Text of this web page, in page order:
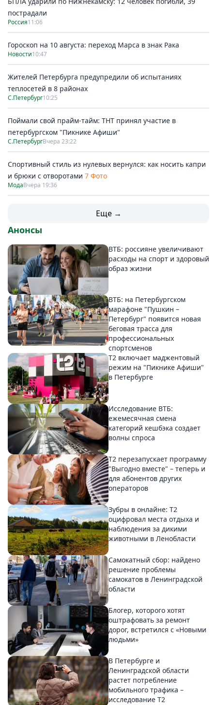
пострадали
Россия11:06
Гороскоп на 10 августа: переход Марса в знак Рака
Новости10:47
Жителей Петербурга предупредили об испытаниях
теплосетей в 8 районах
С.Петербург10:25
Поймали свой прайм-тайм: ТНТ принял участие в
петербургском "Пикнике Афиши"
С.ПетербургВчера 23:22
Спортивный стиль из нулевых вернулся: как носить капри
и брюки с отворотами 7 Фото
МодаВчера 19:36
Еще →
Анонсы
ВТБ: россияне увеличивают
расходы на спорт и здоровый
образ жизни
ВТБ: на Петербургском
марафоне "Пушкин –
Петербург" появится новая
беговая трасса для
профессиональных
спортсменов
Т2 включает маджентовый
режим на "Пикнике Афиши"
в Петербурге
Исследование ВТБ:
ежемесячная смена
категорий кешбэка создает
волны спроса
Т2 перезапускает программу
"Выгодно вместе" – теперь и
для абонентов других
операторов
Зубры в онлайне: Т2
оцифровал места отдыха и
наблюдения за дикими
животными в Ленобласти
Самокатный сбор: найдено
решение проблемы
самокатов в Ленинградской
области
Блогер, которого хотят
оштрафовать за ремонт
дорог, встретился с «Новыми
людьми»
В Петербурге и
Ленинградской области
растет потребление
мобильного трафика –
исследование T2